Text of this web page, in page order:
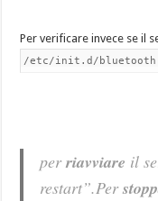
Per verificare invece se il
/etc/init.d/bluetooth
perriavviare il
restart”.Per